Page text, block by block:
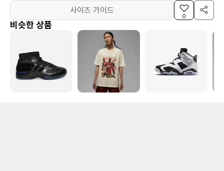
사이즈 가이드
0
비슷한 상품